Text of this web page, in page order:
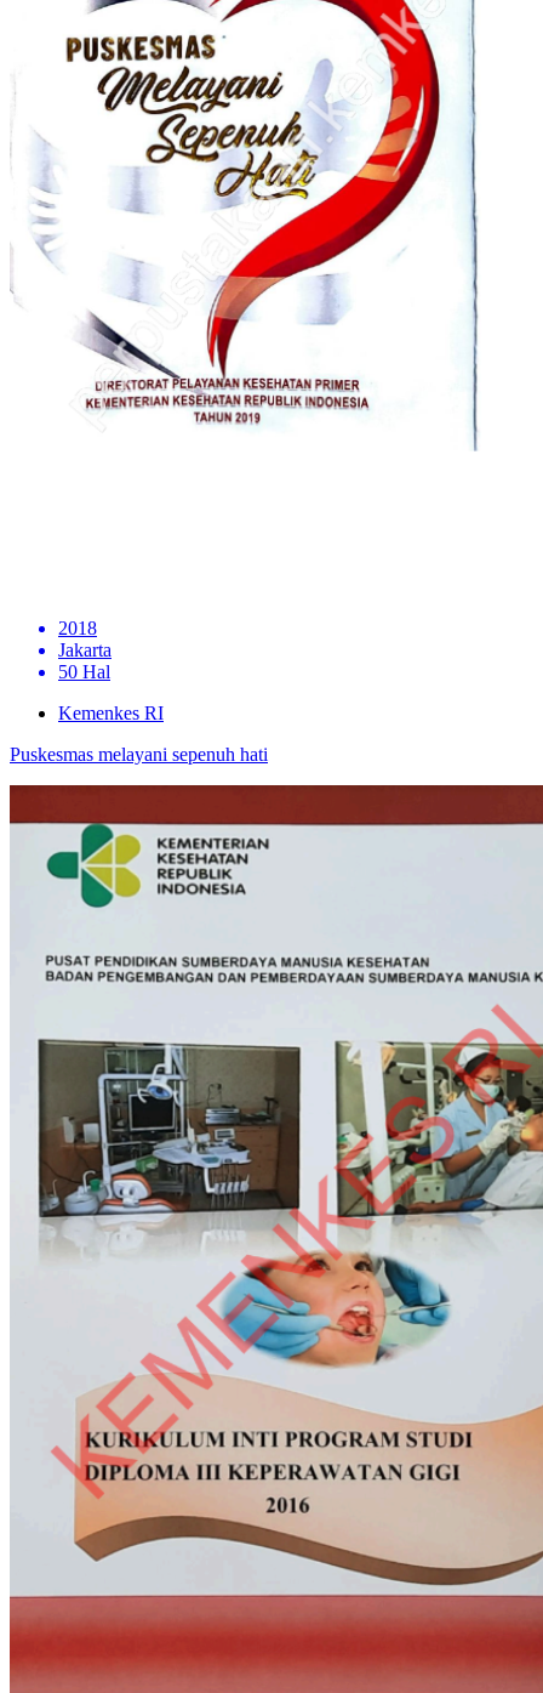
2018
Jakarta
50 Hal
Kemenkes RI
Puskesmas melayani sepenuh hati